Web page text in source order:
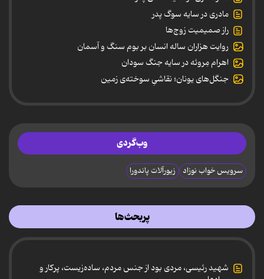
مادری در سایه سوگ پدر
راز صمیمیت زوج‌ها
روایت هزاران ساله انسان بر بوم سنگ و آسمان
اهرام مِروئه در سایه جنگ سودان
جنگل‌های یونان؛ نقاشیِ سوخته‌ی زمین
وب‌گردی
سرویس خواب نوزاد زیورآلات پاندورا
پربحث‌ها
شهید رئیسی، مردی بود از جنس مردم، ساده‌زیست، پرکار و